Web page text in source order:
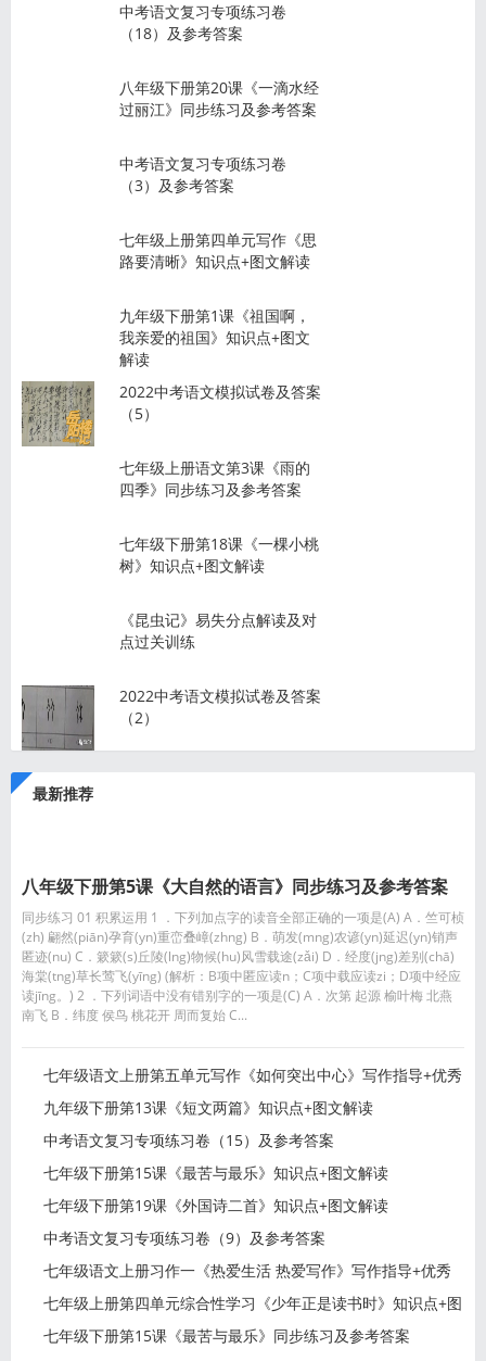
中考语文复习专项练习卷
（18）及参考答案
八年级下册第20课《一滴水经
过丽江》同步练习及参考答案
中考语文复习专项练习卷
（3）及参考答案
七年级上册第四单元写作《思
路要清晰》知识点+图文解读
九年级下册第1课《祖国啊，
我亲爱的祖国》知识点+图文
解读
2022中考语文模拟试卷及答案
（5）
七年级上册语文第3课《雨的
四季》同步练习及参考答案
七年级下册第18课《一棵小桃
树》知识点+图文解读
《昆虫记》易失分点解读及对
点过关训练
2022中考语文模拟试卷及答案
（2）
最新推荐
八年级下册第5课《大自然的语言》同步练习及参考答案
同步练习 01 积累运用 1 ．下列加点字的读音全部正确的一项是(A) A．竺可桢
(zh) 翩然(piān)孕育(yn)重峦叠嶂(zhng) B．萌发(mng)农谚(yn)延迟(yn)销声
匿迹(nu) C．簌簌(s)丘陵(lng)物候(hu)风雪载途(zǎi) D．经度(jng)差别(chā)
海棠(tng)草长莺飞(yīng) (解析：B项中匿应读n；C项中载应读zi；D项中经应
读jīng。) 2 ．下列词语中没有错别字的一项是(C) A．次第 起源 榆叶梅 北燕
南飞 B．纬度 侯鸟 桃花开 周而复始 C...
七年级语文上册第五单元写作《如何突出中心》写作指导+优秀
习
九年级下册第13课《短文两篇》知识点+图文解读
中考语文复习专项练习卷（15）及参考答案
七年级下册第15课《最苦与最乐》知识点+图文解读
七年级下册第19课《外国诗二首》知识点+图文解读
中考语文复习专项练习卷（9）及参考答案
七年级语文上册习作一《热爱生活 热爱写作》写作指导+优秀
习
七年级上册第四单元综合性学习《少年正是读书时》知识点+图
文
七年级下册第15课《最苦与最乐》同步练习及参考答案